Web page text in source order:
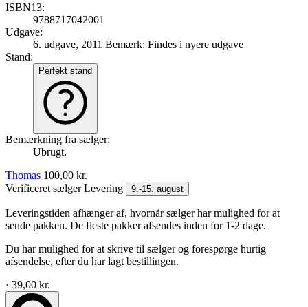
ISBN13:
9788717042001
Udgave:
6. udgave, 2011 Bemærk: Findes i nyere udgave
Stand:
Perfekt stand
Bemærkning fra sælger:
Ubrugt.
Thomas 100,00 kr.
Verificeret sælgerLevering 9.-15. august
Leveringstiden afhænger af, hvornår sælger har mulighed for at
sende pakken. De fleste pakker afsendes inden for 1-2 dage.
Du har mulighed for at skrive til sælger og forespørge hurtig
afsendelse, efter du har lagt bestillingen.
· 39,00 kr.